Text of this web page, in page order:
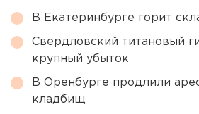
В Екатеринбурге горит
Свердловский титановый
крупный убыток
В Оренбурге продлили
кладбищ